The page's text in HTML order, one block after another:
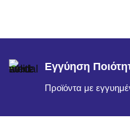
Εγγύηση
Προϊόντα με